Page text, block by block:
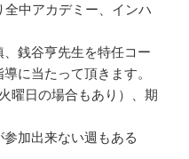
中アカデミー、インハ
銭谷亨先生を特任コー
に当たって頂きます。
曜日の場合もあり）、期
加出来ない週もある